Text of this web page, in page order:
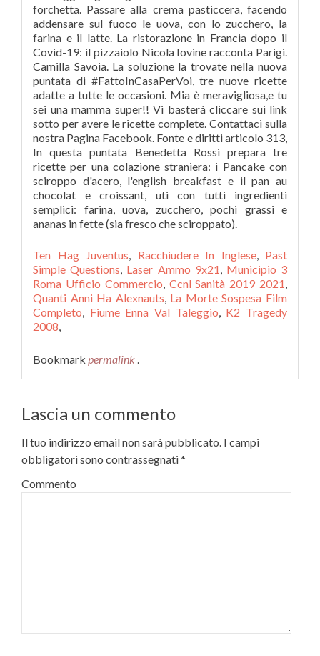
Ten Hag Juventus, Racchiudere In Inglese, Past
Simple Questions, Laser Ammo 9x21, Municipio 3
Roma Ufficio Commercio, Ccnl Sanità 2019 2021,
Quanti Anni Ha Alexnauts, La Morte Sospesa Film
Completo, Fiume Enna Val Taleggio, K2 Tragedy
2008,
Bookmark permalink .
Lascia un commento
Il tuo indirizzo email non sarà pubblicato. I campi
obbligatori sono contrassegnati*
Commento